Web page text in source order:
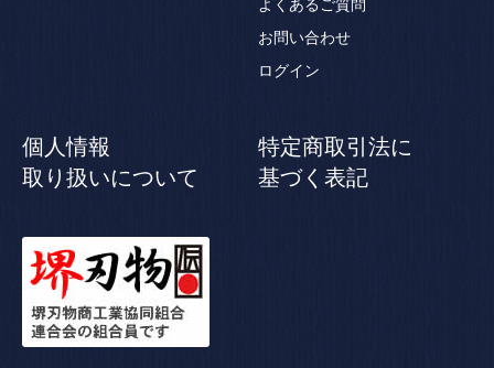
よくあるご質問
お問い合わせ
ログイン
個人情報
取り扱いについて
特定商取引法に
基づく表記